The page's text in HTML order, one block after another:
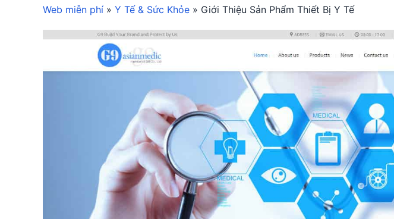
Web miễn phí » Y Tế & Sức Khỏe » Giới Thiệu Sản Phẩm Thiết Bị Y Tế